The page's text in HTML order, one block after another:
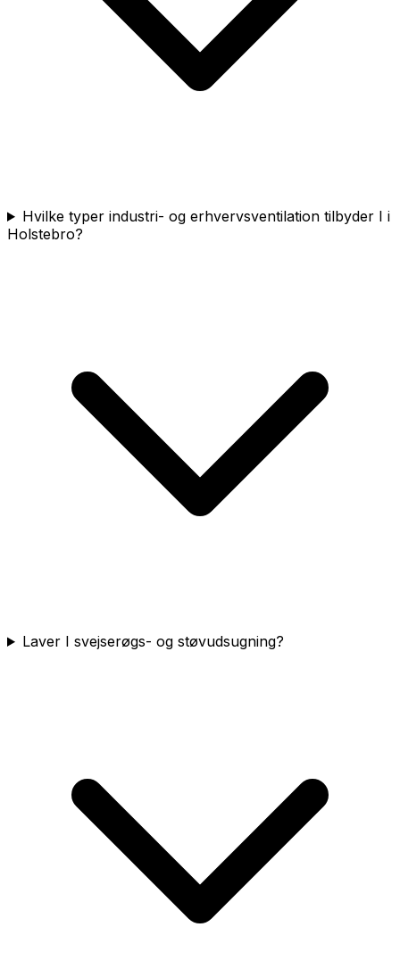
Hvilke typer industri- og erhvervsventilation tilbyder I i
Holstebro?
Laver I svejserøgs- og støvudsugning?